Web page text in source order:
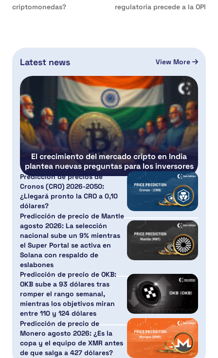
criptomonedas?
regulatoria precede a la OPI
Latest news View More
El crecimiento del mercado cripto en India
plantea nuevas preguntas para los inversores
Predicción de precios de
Cronos (CRO) 2026-2050:
¿Llegará pronto la CRO a 0,10
dólares?
Predicción de precio de Mantle
agosto 2026: La selección
nacional sube un 9% mientras
el Super Portal se activa en
Solana con respaldo de
eslabones
Predicción de precio de OKB:
OKB sube a 93 dólares tras
romper el rango semanal,
mientras los objetivos miran
entre 110 y 124 dólares
Predicción de precio de
Monero agosto 2026: ¿Es la
copa y el equipo de XMR antes
de que salga a 427 dólares?